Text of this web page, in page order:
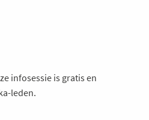
infosessie is gratis en
leden.
Infrastructuur